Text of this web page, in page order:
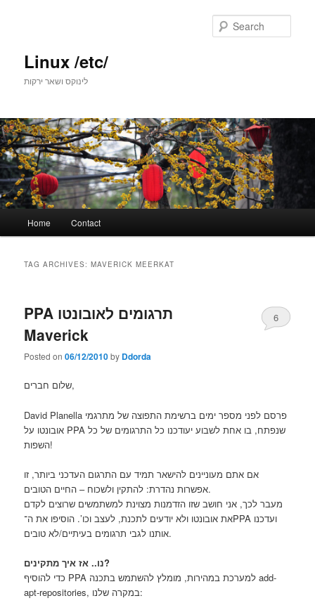
Linux /etc/
לינוקס ושאר ירקות
Home Contact
TAG ARCHIVES:MAVERICK MEERKAT
PPA תרגומים לאובונטו
Maverick
Posted on06/12/2010by Ddorda
6
שלום חברים,
David Planella פרסם לפני מספר ימים ברשימת התפוצה של מתרגמי
אובונטו על PPA שנפתח, בו אחת לשבוע יעודכנו כל התרגומים של כל
השפות!
אם אתם מעוניינים להישאר תמיד עם התרגום העדכני ביותר, זו
אפשרות נהדרת: להתקין ולשכוח – החיים הטובים.
מעבר לכך, אני חושב שזו הזדמנות מצוינת למשתמשים שרוצים לקדם
את אובונטו ולא יודעים לתכנת, לעצב וכו’. הוסיפו את ה־PPA ועדכנו
אותנו לגבי תרגומים בעיתיים/לא טובים.
נו.. אז איך מתקינים?
כדי להוסיף PPA למערכת במהירות, מומלץ להשתמש בתכנה add-
apt-repositories, במקרה שלנו: